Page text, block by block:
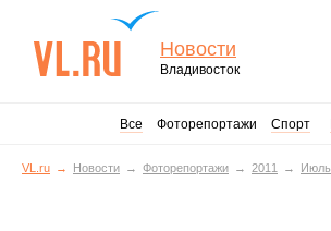
Новости
Владивосток
Все Фоторепортажи Спорт
VL.ru Новости Фоторепортажи 2011 Июль